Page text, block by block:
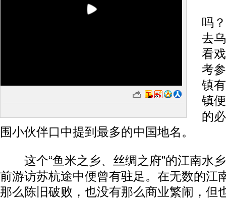
吗
去
看
考
镇
镇
的
围小伙伴口中提到最多的中国地名。
这个“鱼米之乡、丝绸之府”的江南水
前游访苏杭途中便曾有驻足。在无数的江
那么陈旧破败，也没有那么商业繁闹，但